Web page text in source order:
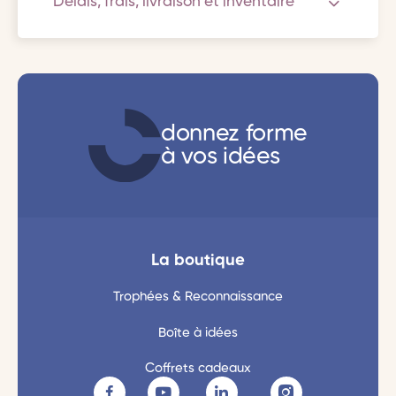
donnez forme
à vos idées
La boutique
Trophées & Reconnaissance
Boîte à idées
Coffrets cadeaux